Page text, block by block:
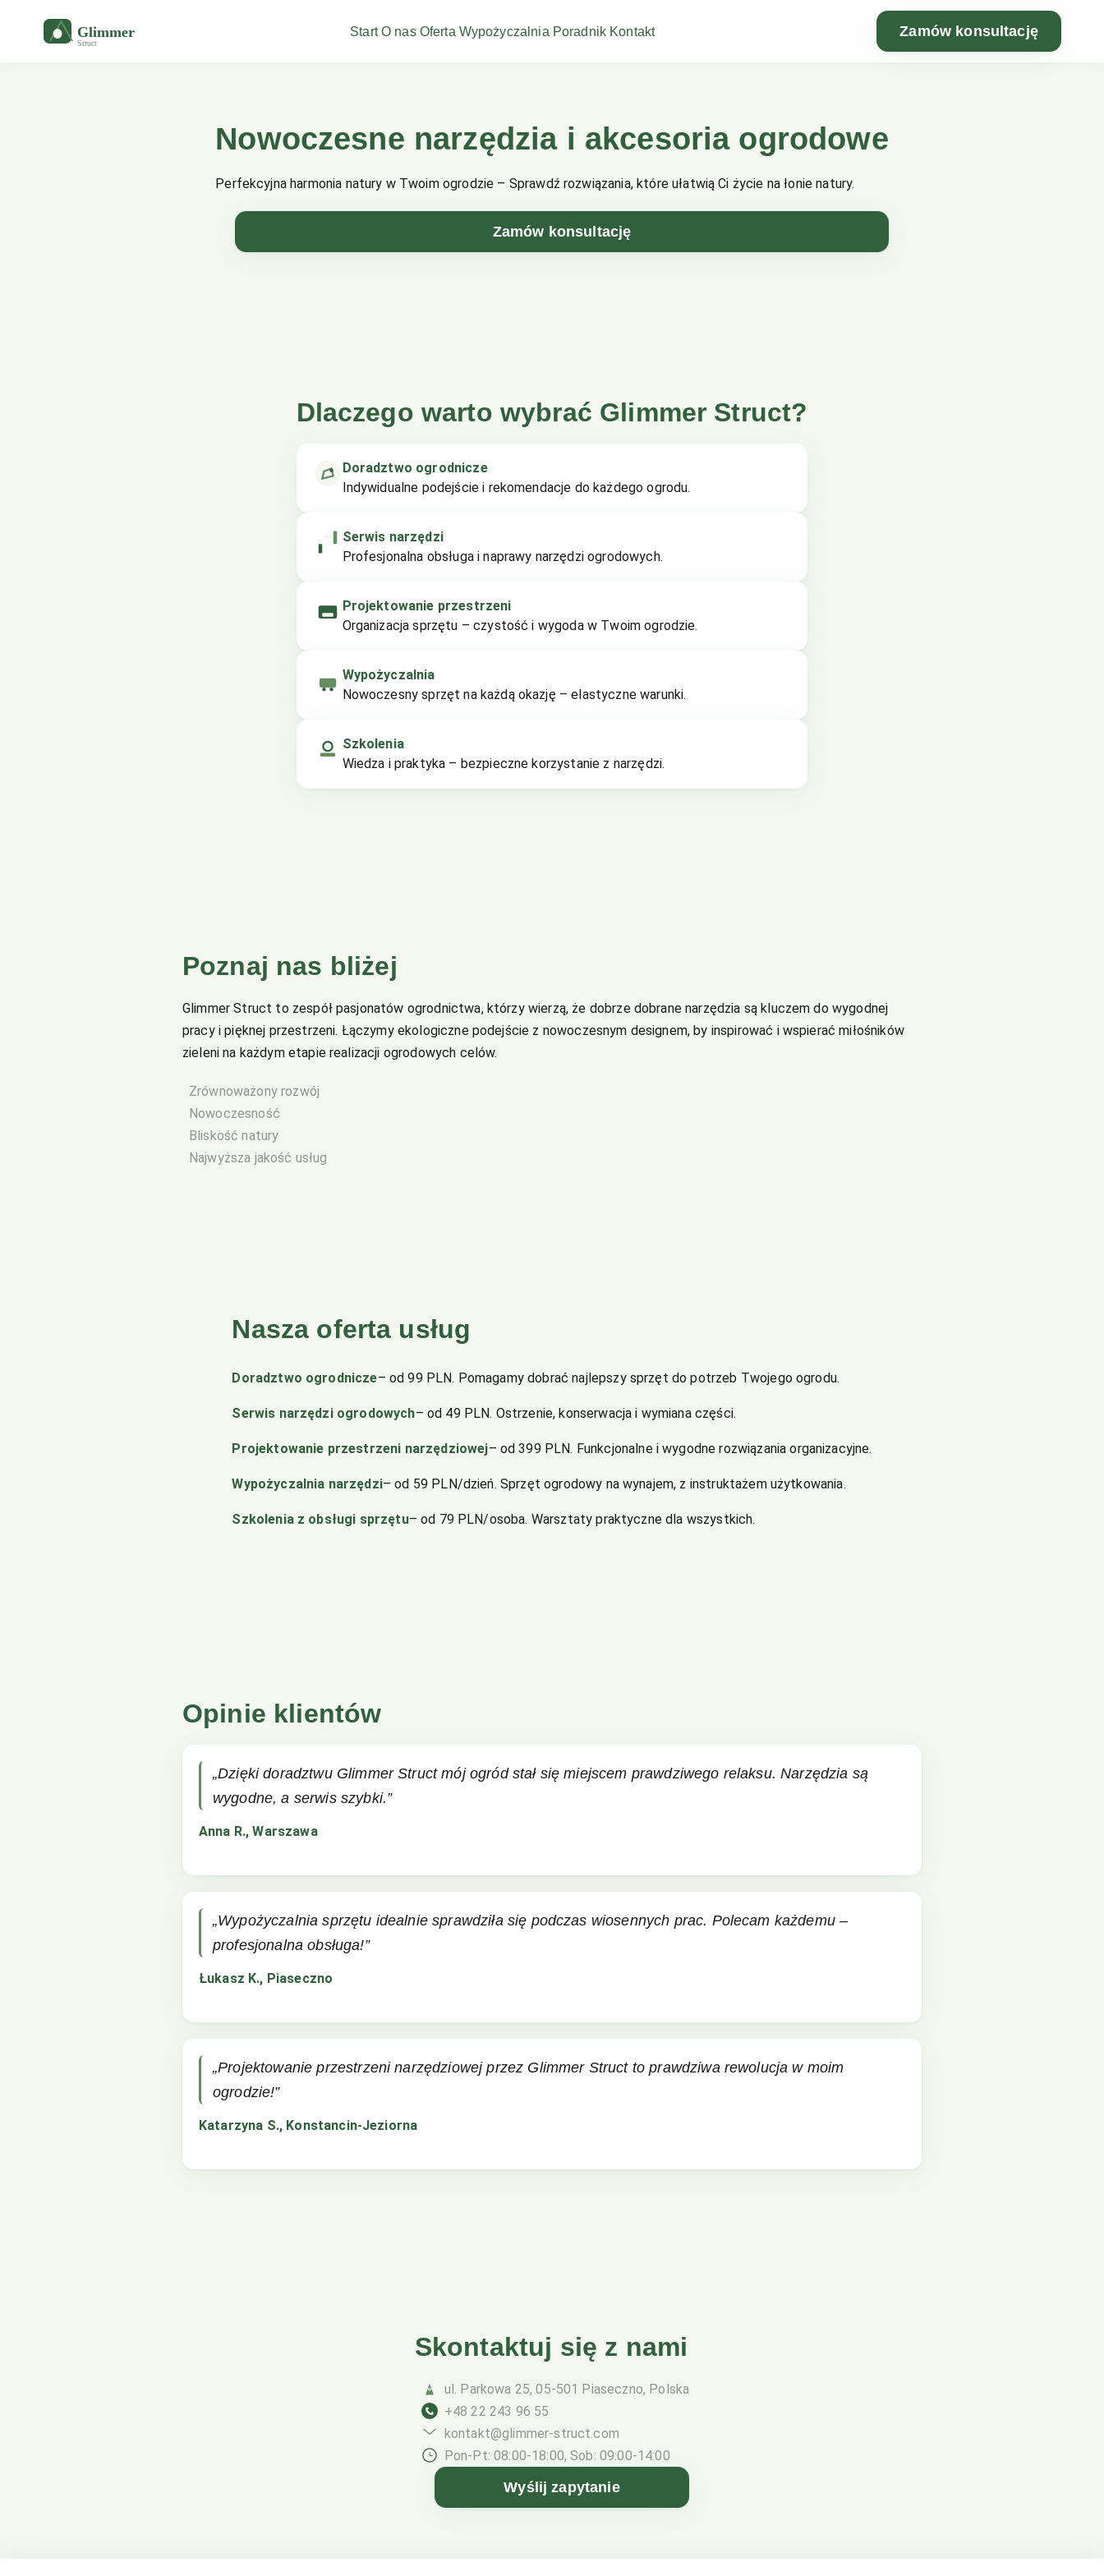
Start O nas Oferta Wypożyczalnia Poradnik Kontakt Zamów konsultację
Nowoczesne narzędzia i akcesoria ogrodowe
Perfekcyjna harmonia natury w Twoim ogrodzie – Sprawdź rozwiązania, które ułatwią Ci życie na łonie natury.
Zamów konsultację
Dlaczego warto wybrać Glimmer Struct?
Doradztwo ogrodnicze
Indywidualne podejście i rekomendacje do każdego ogrodu.
Serwis narzędzi
Profesjonalna obsługa i naprawy narzędzi ogrodowych.
Projektowanie przestrzeni
Organizacja sprzętu – czystość i wygoda w Twoim ogrodzie.
Wypożyczalnia
Nowoczesny sprzęt na każdą okazję – elastyczne warunki.
Szkolenia
Wiedza i praktyka – bezpieczne korzystanie z narzędzi.
Poznaj nas bliżej
Glimmer Struct to zespół pasjonatów ogrodnictwa, którzy wierzą, że dobrze dobrane narzędzia są kluczem do wygodnej
pracy i pięknej przestrzeni. Łączymy ekologiczne podejście z nowoczesnym designem, by inspirować i wspierać miłośników
zieleni na każdym etapie realizacji ogrodowych celów.
Zrównoważony rozwój
Nowoczesność
Bliskość natury
Najwyższa jakość usług
Nasza oferta usług
Doradztwo ogrodnicze– od 99 PLN. Pomagamy dobrać najlepszy sprzęt do potrzeb Twojego ogrodu.
Serwis narzędzi ogrodowych– od 49 PLN. Ostrzenie, konserwacja i wymiana części.
Projektowanie przestrzeni narzędziowej– od 399 PLN. Funkcjonalne i wygodne rozwiązania organizacyjne.
Wypożyczalnia narzędzi– od 59 PLN/dzień. Sprzęt ogrodowy na wynajem, z instruktażem użytkowania.
Szkolenia z obsługi sprzętu– od 79 PLN/osoba. Warsztaty praktyczne dla wszystkich.
Opinie klientów
„Dzięki doradztwu Glimmer Struct mój ogród stał się miejscem prawdziwego relaksu. Narzędzia są
wygodne, a serwis szybki.”
Anna R., Warszawa
„Wypożyczalnia sprzętu idealnie sprawdziła się podczas wiosennych prac. Polecam każdemu –
profesjonalna obsługa!”
Łukasz K., Piaseczno
„Projektowanie przestrzeni narzędziowej przez Glimmer Struct to prawdziwa rewolucja w moim
ogrodzie!”
Katarzyna S., Konstancin-Jeziorna
Skontaktuj się z nami
ul. Parkowa 25, 05-501 Piaseczno, Polska
+48 22 243 96 55
kontakt@glimmer-struct.com
Pon-Pt: 08:00-18:00, Sob: 09:00-14:00
Wyślij zapytanie